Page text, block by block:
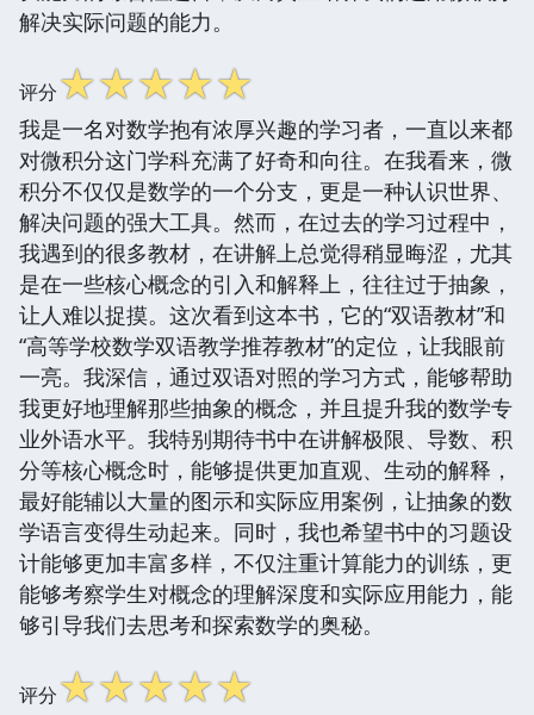
解决实际问题的能力。
评分☆☆☆☆☆
我是一名对数学抱有浓厚兴趣的学习者，一直以来都
对微积分这门学科充满了好奇和向往。在我看来，微
积分不仅仅是数学的一个分支，更是一种认识世界、
解决问题的强大工具。然而，在过去的学习过程中，
我遇到的很多教材，在讲解上总觉得稍显晦涩，尤其
是在一些核心概念的引入和解释上，往往过于抽象，
让人难以捉摸。这次看到这本书，它的“双语教材”和
“高等学校数学双语教学推荐教材”的定位，让我眼前
一亮。我深信，通过双语对照的学习方式，能够帮助
我更好地理解那些抽象的概念，并且提升我的数学专
业外语水平。我特别期待书中在讲解极限、导数、积
分等核心概念时，能够提供更加直观、生动的解释，
最好能辅以大量的图示和实际应用案例，让抽象的数
学语言变得生动起来。同时，我也希望书中的习题设
计能够更加丰富多样，不仅注重计算能力的训练，更
能够考察学生对概念的理解深度和实际应用能力，能
够引导我们去思考和探索数学的奥秘。
评分☆☆☆☆☆